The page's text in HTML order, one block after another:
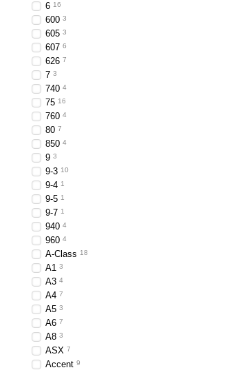
6 16
600 3
605 3
607 6
626 7
7 3
740 4
75 16
760 4
80 7
850 4
9 3
9-3 10
9-4 1
9-5 1
9-7 1
940 4
960 4
A-Class 18
A1 3
A3 4
A4 7
A5 3
A6 7
A8 3
ASX 7
Accent 9